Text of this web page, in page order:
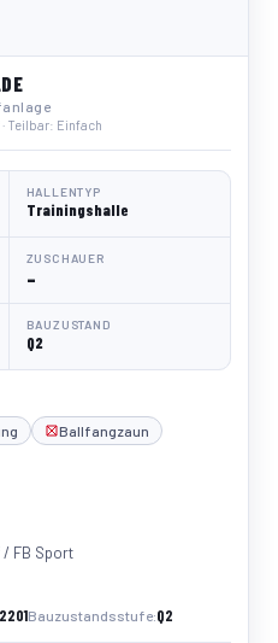
Teilbar: Einfach
HALLENTYP
Trainingshalle
ZUSCHAUER
–
BAUZUSTAND
Q2
Ballfangzaun
FB Sport
Bauzustandsstufe Q2